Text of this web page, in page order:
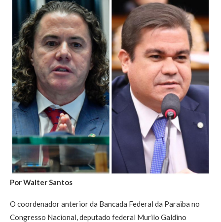
Por Walter Santos
O coordenador anterior da Bancada Federal da Paraiba no
Congresso Nacional, deputado federal Murilo Galdino